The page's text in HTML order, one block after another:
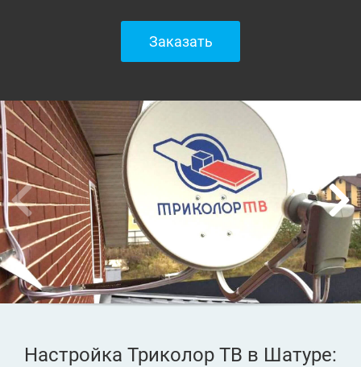
Заказать
Настройка Триколор ТВ в Шатуре: